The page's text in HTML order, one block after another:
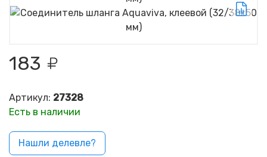
183
Артикул: 27328
Есть в наличии
Нашли делевле?